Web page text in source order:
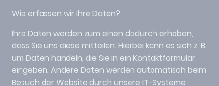
Wie erfassen wir Ihre Daten?
Ihre Daten werden zum einen dadurch erhoben,
dass Sie uns diese mitteilen. Hierbei kann es sich z. B.
um Daten handeln, die Sie in ein Kontaktformular
eingeben. Andere Daten werden automatisch beim
Besuch der Website durch unsere IT-Systeme